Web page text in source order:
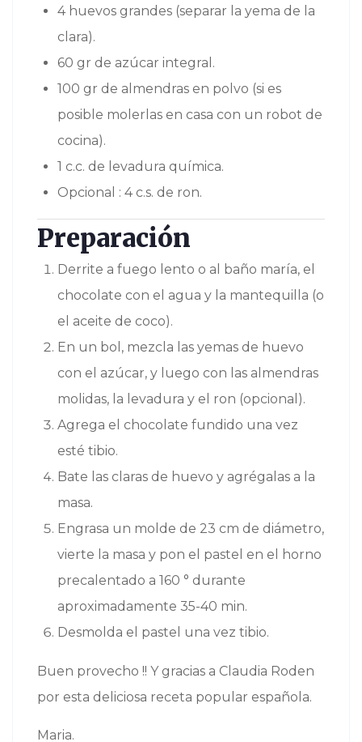
4 huevos grandes (separar la yema de la
clara).
60 gr de azúcar integral.
100 gr de almendras en polvo (si es
posible molerlas en casa con un robot de
cocina).
1 c.c. de levadura química.
Opcional : 4 c.s. de ron.
Preparación
Derrite a fuego lento o al baño maría, el
chocolate con el agua y la mantequilla (o
el aceite de coco).
En un bol, mezcla las yemas de huevo
con el azúcar, y luego con las almendras
molidas, la levadura y el ron (opcional).
Agrega el chocolate fundido una vez
esté tibio.
Bate las claras de huevo y agrégalas a la
masa.
Engrasa un molde de 23 cm de diámetro,
vierte la masa y pon el pastel en el horno
precalentado a 160 ° durante
aproximadamente 35-40 min.
Desmolda el pastel una vez tibio.
Buen provecho !! Y gracias a Claudia Roden
por esta deliciosa receta popular española.
Maria.